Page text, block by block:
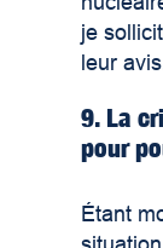
je
leur
9. La
pour
Étant